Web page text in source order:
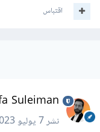
اقتباس
Suleiman
نشر7 يوليو 2023